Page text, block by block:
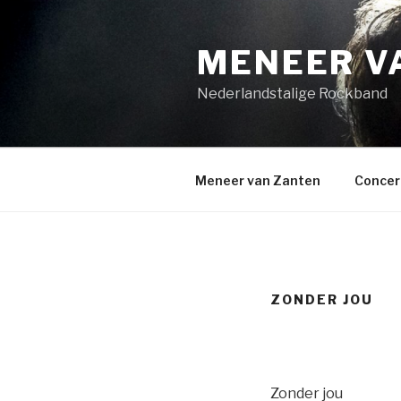
MENEER
Nederlandstalige Rockband
Meneer van Zanten
ZONDER JOU
Zonder jou